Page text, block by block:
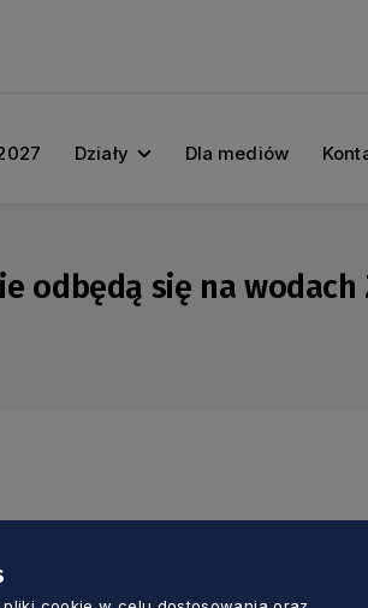
Działy Dla mediów
odbędą się na